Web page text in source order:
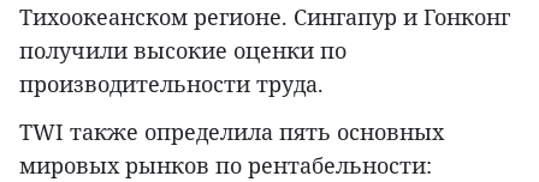
Тихоокеанском регионе. Сингапур и Гонконг
получили высокие оценки по
производительности труда.
TWI также определила пять основных
мировых рынков по рентабельности: